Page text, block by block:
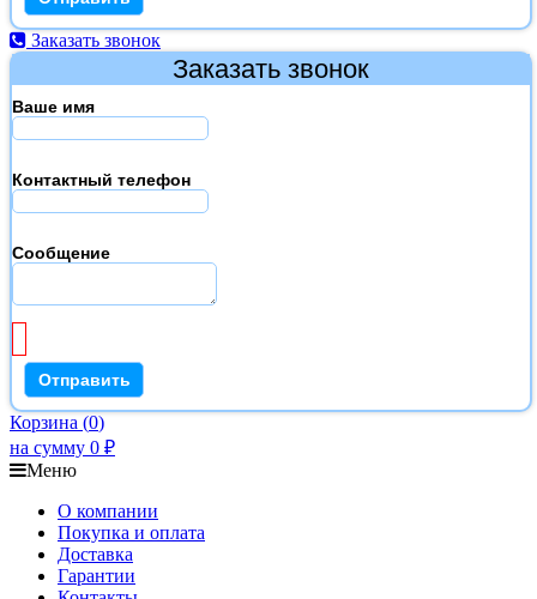
Заказать звонок
Заказать звонок
Ваше имя
Контактный телефон
Сообщение
Корзина (0)
на сумму 0 ₽
Меню
О компании
Покупка и оплата
Доставка
Гарантии